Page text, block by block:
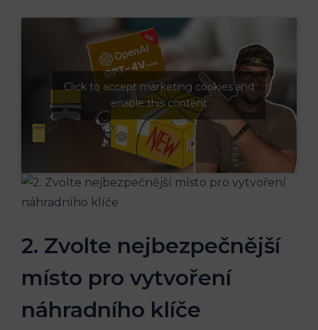
Click to accept marketing cookies and
enable this content
2. Zvolte nejbezpečnější
⁢místo pro vytvoření
náhradního klíče